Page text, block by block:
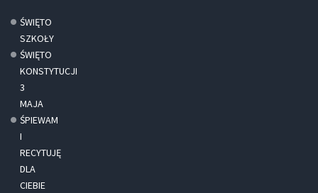
ŚWIĘTO
SZKOŁY
ŚWIĘTO
KONSTYTUCJI
3
MAJA
ŚPIEWAM
I
RECYTUJĘ
DLA
CIEBIE